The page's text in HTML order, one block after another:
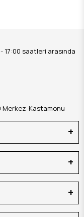
17:00 saatleri arasında
Merkez-Kastamonu